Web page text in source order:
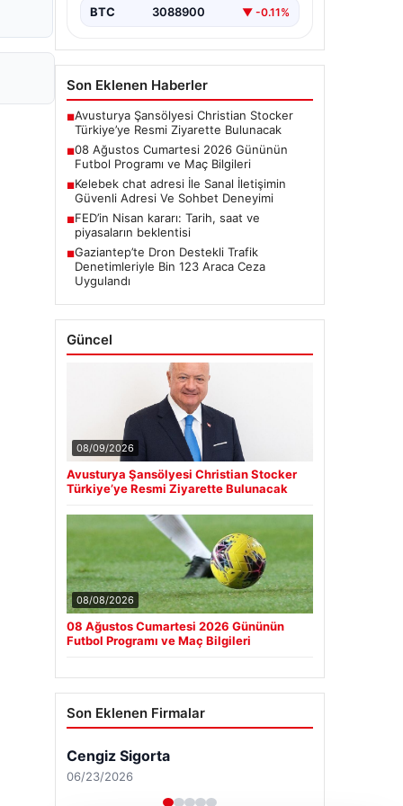
BTC 3088900 ▼ -0.11%
Son Eklenen Haberler
■Avusturya Şansölyesi Christian Stocker
Türkiye’ye Resmi Ziyarette Bulunacak
■08 Ağustos Cumartesi 2026 Gününün
Futbol Programı ve Maç Bilgileri
■Kelebek chat adresi İle Sanal İletişimin
Güvenli Adresi Ve Sohbet Deneyimi
■FED’in Nisan kararı: Tarih, saat ve
piyasaların beklentisi
■Gaziantep’te Dron Destekli Trafik
Denetimleriyle Bin 123 Araca Ceza
Uygulandı
Güncel
08/09/2026
Avusturya Şansölyesi Christian Stocker
Türkiye’ye Resmi Ziyarette Bulunacak
08/08/2026
08 Ağustos Cumartesi 2026 Gününün
Futbol Programı ve Maç Bilgileri
Son Eklenen Firmalar
Cengiz Sigorta
06/23/2026